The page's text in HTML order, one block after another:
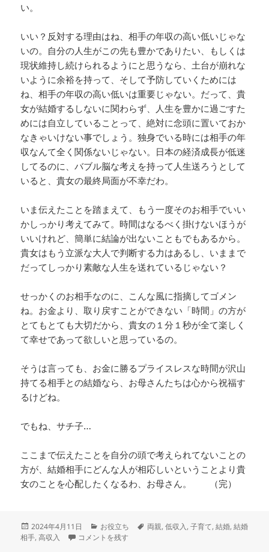
い。
いい？反対する理由はね、相手の年収の高い低いじゃな
いの。自分の人生がこの先も豊かでありたい、もしくは
現状維持し続けられるようにと思うなら、土台が崩れな
いように余裕を持って、そして予防していくためには
ね、相手の年収の高い低いは重要じゃない。だって、貴
女が結婚するしないに関わらず、人生を豊かに過ごすた
めには自立していることって、絶対に念頭に置いておか
なきゃいけない事でしょう。独身でいる時には相手の年
収なんて全く関係ないじゃない。日本の経済成長が低迷
してるのに、バブル脳な考えを持って人生送ろうとして
いると、貴女の最終局面が不幸だわ。
いま伝えたことを踏まえて、もう一度そのお相手でいい
かしっかり考えてみて。時間はなるべく掛けないほうが
いいけれど、簡単に結論が出ないこともでもあるから。
貴女はもう立派な大人で判断する力はあるし、いままで
だってしっかり素敵な人生を送れているじゃない？
せっかくのお相手なのに、こんな風に指摘してゴメン
ね。お金より、取り戻すことができない「時間」の方が
とてもとても大切だから、貴女の１分１秒が全て楽しく
て幸せであって欲しいと思っているの。
そうは言っても、お金に勝るプライスレスな時間が沢山
持てる相手との結婚なら、お母さんたちは心から祝福す
るけどね。
でもね、サチ子…
ここまで伝えたことを自分の頭で考えられてないことの
方が、結婚相手にどんな人が相応しいということより貴
女のことを心配したくなるわ、お母さん。 （完）
投
稿
2024年4月11日
カ
テ
お役立ち
タ
両親,低収入,子育て,結婚,結婚
相手,高収入 彼氏の収入が低いという理由で結婚について悩んだ時 に
コメントを残す